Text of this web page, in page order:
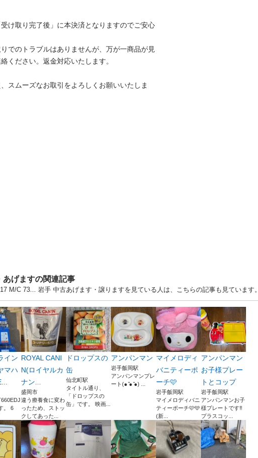
受け取り完了後」に本決済となりますのでご安心
りでのトラブルはありませんが、万が一商品が見
ください。返金対応いたします。
スムーズなお取引をよろしくお願いいたしま
あげますの関連記事
M/C 73... 岩手 中古あげます・譲りますを見ている人は、こちらの記事も見ています。
イン
マハ
。 6
ROYAL CANI
N(ロイヤルカ
ナン...
盛岡市
違う療養食に変わ
ったため、ストッ
クしてあった...
ドロップスの
缶
仙北町駅
タイトル通り、
「ドロップスの
缶」です。 映画...
アンパンマン
岩手飯岡駅
アンパンマンプレ
ート(● ̍̑● ̍̑●) ...
マイメロディ
バニティーポ
ーチ🩷
岩手飯岡駅
マイメロディバニ
ティーポーチ🩷️🩵
(新...
アンパンマン
お子様プレー
トとコップ
岩手飯岡駅
アンパンマンお子
様プレートです‼️
プラスコッ...